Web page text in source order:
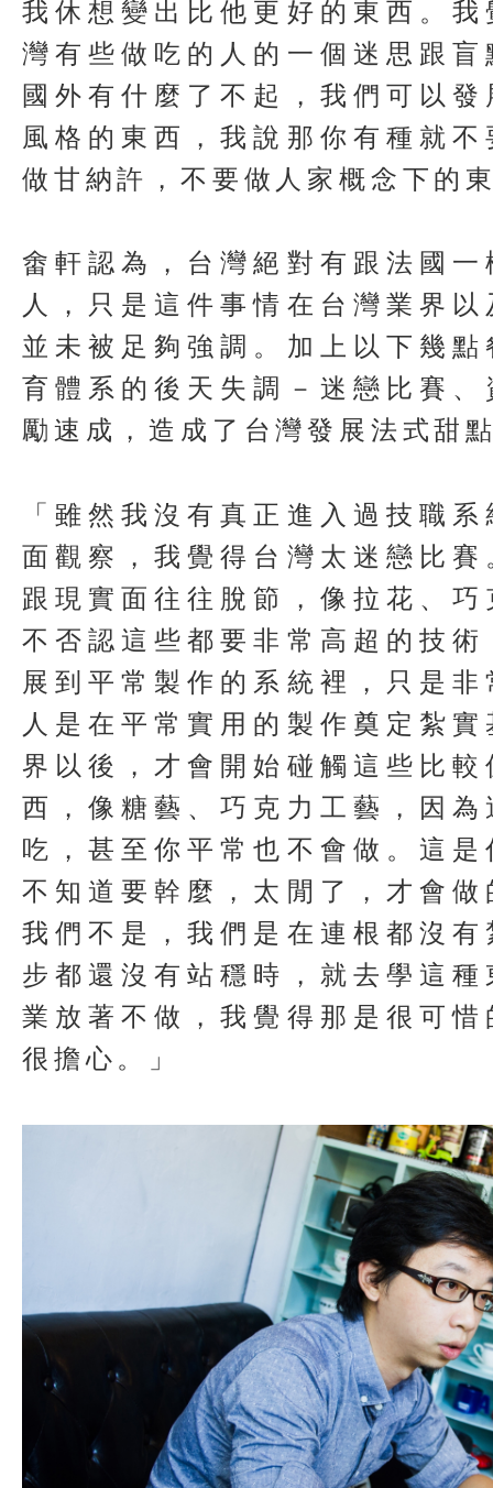
我休想變出比他更好的東西。
灣有些做吃的人的一個迷思跟
國外有什麼了不起，我們可以
風格的東西，我說那你有種就
做甘納許，不要做人家概念下的
畬軒認為，台灣絕對有跟法國
人，只是這件事情在台灣業界
並未被足夠強調。加上以下幾
育體系的後天失調－迷戀比賽
勵速成，造成了台灣發展法式甜
「雖然我沒有真正進入過技職
面觀察，我覺得台灣太迷戀比
跟現實面往往脫節，像拉花、
不否認這些都要非常高超的技
展到平常製作的系統裡，只是
人是在平常實用的製作奠定紮
界以後，才會開始碰觸這些比
西，像糖藝、巧克力工藝，因
吃，甚至你平常也不會做。這
不知道要幹麼，太閒了，才會
我們不是，我們是在連根都沒
步都還沒有站穩時，就去學這
業放著不做，我覺得那是很可
很擔心。」